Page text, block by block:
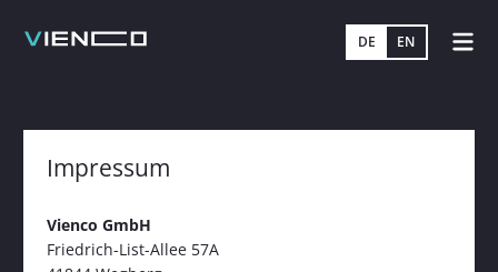
ZUM
DE EN
Impressum
Vienco GmbH
Friedrich-List-Allee 57A